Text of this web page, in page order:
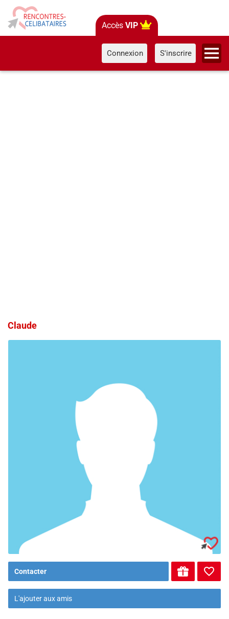
Accès VIP
Connexion S'inscrire
Claude
Contacter
L'ajouter aux amis